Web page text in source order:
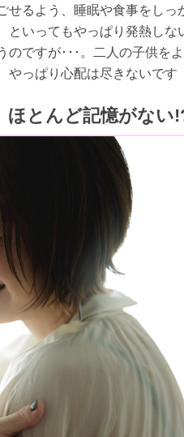
せるよう、睡眠や食事をしっ
といってもやっぱり発熱しな
のですが･･･。二人の子供をよ
やっぱり心配は尽きないです
ほとんど記憶がない